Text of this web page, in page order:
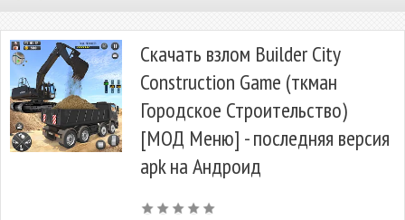
Скачать взлом Builder City
Construction Game (ткман
Городское Строительство)
[МОД Меню] - последняя версия
apk на Андроид